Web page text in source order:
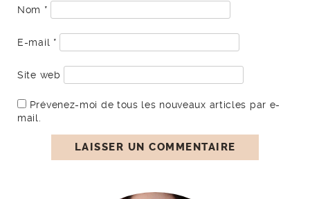
Nom *
E-mail *
Site web
Prévenez-moi de tous les nouveaux articles par e-
mail.